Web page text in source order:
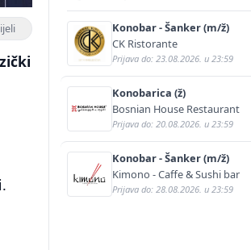
Konobar - Šanker (m/ž)
CK Ristorante
Prijava do: 23.08.2026. u 23:59
Konobarica (ž)
Bosnian House Restaurant
Prijava do: 20.08.2026. u 23:59
Konobar - Šanker (m/ž)
Kimono - Caffe & Sushi bar
Prijava do: 28.08.2026. u 23:59